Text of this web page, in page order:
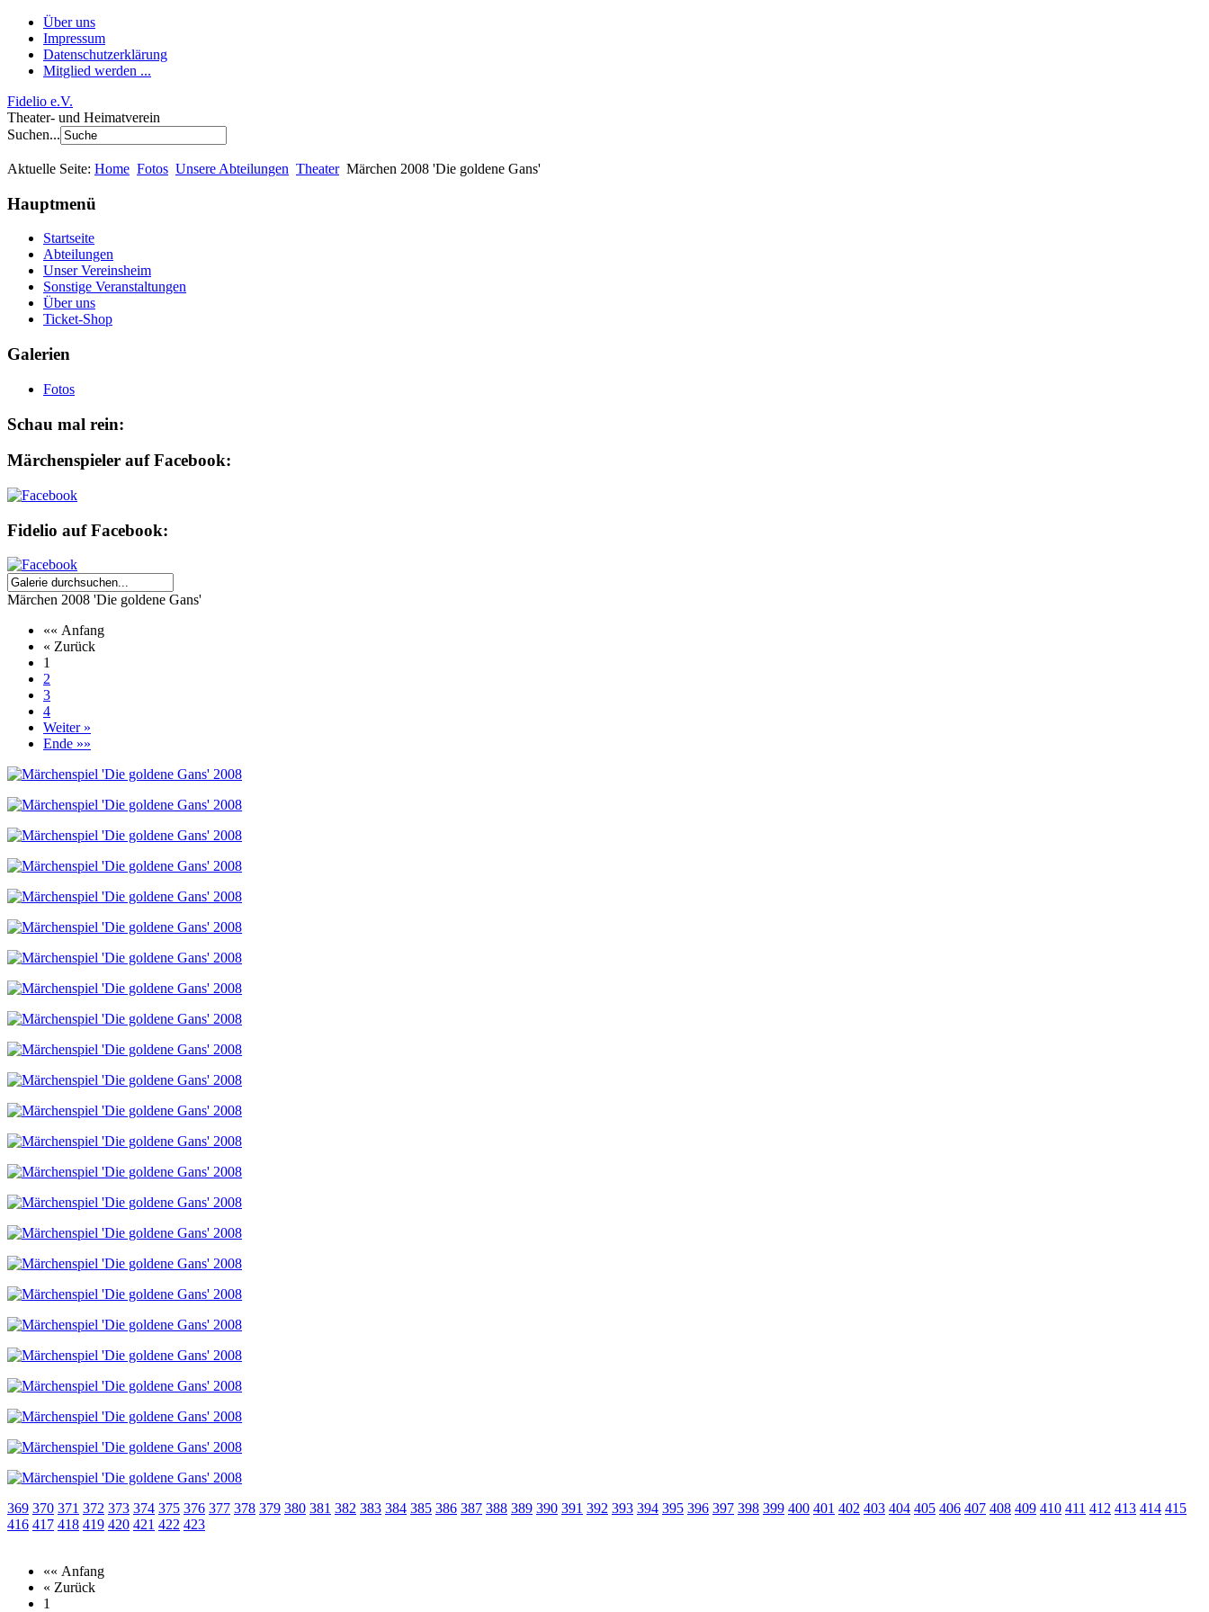
Über uns
Impressum
Datenschutzerklärung
Mitglied werden ...
Fidelio e.V.
Theater- und Heimatverein
Suchen...
Aktuelle Seite: Home Fotos Unsere Abteilungen Theater Märchen 2008 'Die goldene Gans'
Hauptmenü
Startseite
Abteilungen
Unser Vereinsheim
Sonstige Veranstaltungen
Über uns
Ticket-Shop
Galerien
Fotos
Schau mal rein:
Märchenspieler auf Facebook:
Fidelio auf Facebook:
Märchen 2008 'Die goldene Gans'
«« Anfang
« Zurück
1
2
3
4
Weiter »
Ende »»
369 370 371 372 373 374 375 376 377 378 379 380 381 382 383 384 385 386 387 388 389 390 391 392 393 394 395 396 397 398 399 400 401 402 403 404 405 406 407 408 409 410 411 412 413 414 415
416 417 418 419 420 421 422 423
«« Anfang
« Zurück
1